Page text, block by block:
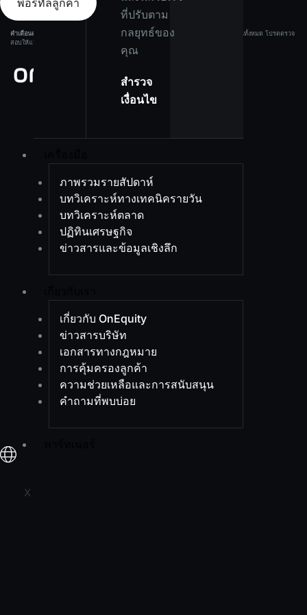
ที่ปรับตาม
กลยุทธ์ของ
คุณ
สำรวจ
เงื่อนไข
ภาพรวมรายสัปดาห์
บทวิเคราะห์ทางเทคนิครายวัน
บทวิเคราะห์ตลาด
ปฏิทินเศรษฐกิจ
ข่าวสารและข้อมูลเชิงลึก
เกี่ยวกับ OnEquity
ข่าวสารบริษัท
เอกสารทางกฎหมาย
การคุ้มครองลูกค้า
ความช่วยเหลือและการสนับสนุน
คำถามที่พบบ่อย
X
พอร์ทัลลูกค้า
คำเตือนความเสี่ยง:
ผลิตภัณฑ์ที่มีเลเวอเรจมีความเสี่ยงสูง และอาจทำให้คุณสูญเสียเงินทุนทั้งหมด โปรดตรวจ
สอบให้แน่ใจว่าคุณเข้าใจความเสี่ยงอย่างครบถ้วนก่อนลงทุน.